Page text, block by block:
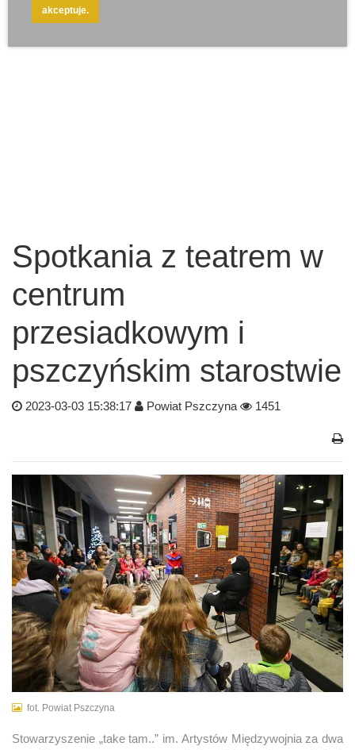
Spotkania z teatrem w
centrum
przesiadkowym i
pszczyńskim starostwie
2023-03-03 15:38:17 Powiat Pszczyna 1451
fot. Powiat Pszczyna
Stowarzyszenie „take tam..” im. Artystów Międzywojnia za dwa
akceptuje.